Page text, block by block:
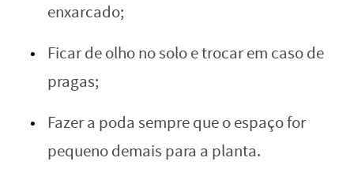
enxarcado;
Ficar de olho no solo e trocar em caso de
pragas;
Fazer a poda sempre que o espaço for
pequeno demais para a planta.